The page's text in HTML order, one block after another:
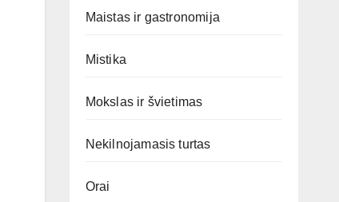
Maistas ir gastronomija
Mistika
Mokslas ir švietimas
Nekilnojamasis turtas
Orai